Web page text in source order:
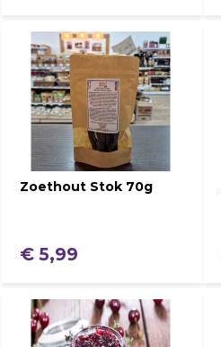
Zoethout Stok 70g
€ 5,99